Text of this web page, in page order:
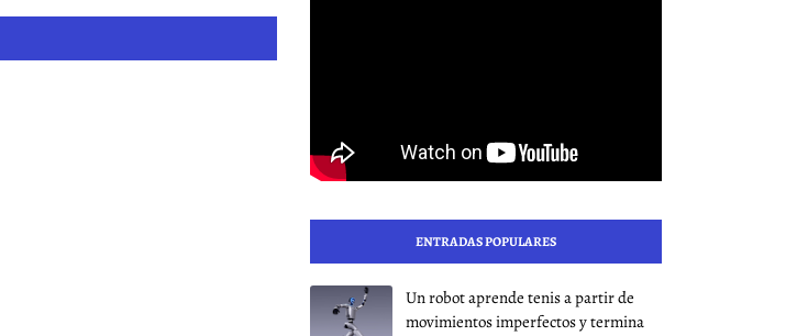
ENTRADAS POPULARES
Un robot aprende tenis a partir de
movimientos imperfectos y termina